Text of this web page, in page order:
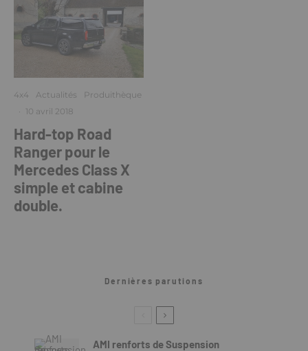
4x4 Actualités
Produithèque
·
10 avril 2018
Hard-top Road
Ranger pour le
Mercedes Class X
simple et cabine
double.
Dernières parutions
AMI renforts de Suspension